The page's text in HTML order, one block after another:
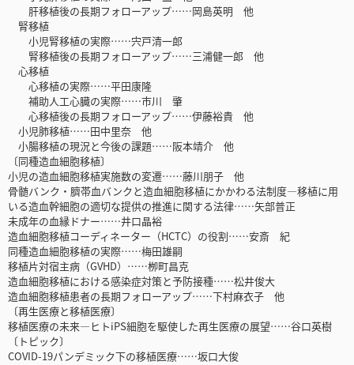
肝移植後の長期フォローアップ……岡島英明 他
腎移植
小児腎移植の実際……宍戸清一郎
腎移植後の長期フォローアップ……三浦健一郎 他
心移植
心移植の実際……平田康隆
補助人工心臓の実際……市川 肇
心移植後の長期フォローアップ……伊藤裕貴 他
小児肺移植……田中里奈 他
小腸移植の現況と今後の課題……阪本靖介 他
〔同種造血細胞移植〕
小児の造血細胞移植実施数の変遷……藤川朋子 他
骨髄バンク・臍帯血バンクと造血細胞移植にかかわる法制度―移植に用
いる造血幹細胞の適切な提供の推進に関する法律……矢部普正
未成年の血縁ドナー……井口晶裕
造血細胞移植コーディネーター（HCTC）の役割……安斎 紀
同種造血細胞移植の実際……梅田雄嗣
移植片対宿主病（GVHD）……栁町昌克
造血細胞移植における感染症対策と予防接種……松井俊大
造血細胞移植患者の長期フォローアップ……下村麻衣子 他
〔再生医療と移植医療〕
移植医療の未来―ヒトiPS細胞を駆使した再生医療の展望……谷口英樹
〔トピック〕
COVID-19パンデミック下の移植医療……坂口大俊